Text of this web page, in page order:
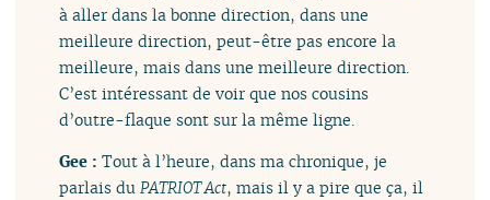
à aller dans la bonne direction, dans une
meilleure direction, peut-être pas encore la
meilleure, mais dans une meilleure direction.
C’est intéressant de voir que nos cousins
d’outre-flaque sont sur la même ligne.
Gee :Tout à l’heure, dans ma chronique, je
parlais duPATRIOT Act, mais il y a pire que ça, il